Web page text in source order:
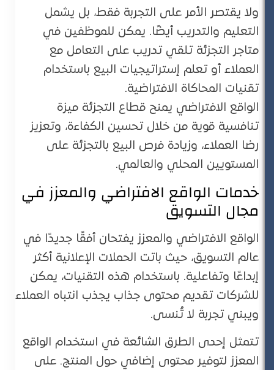
ولا يقتصر الأمر على التجربة فقط، بل يشمل
التعليم والتدريب أيضًا. يمكن للموظفين في
متاجر التجزئة تلقي تدريب على التعامل مع
العملاء أو تعلم إستراتيجيات البيع باستخدام
تقنيات المحاكاة الافتراضية.
الواقع الافتراضي يمنح قطاع التجزئة ميزة
تنافسية قوية من خلال تحسين الكفاءة، وتعزيز
رضا العملاء، وزيادة فرص البيع بالتجزئة على
المستويين المحلي والعالمي.
خدمات الواقع الافتراضي والمعزز في
مجال التسويق
الواقع الافتراضي والمعزز يفتحان أفقًا جديدًا في
عالم التسويق، حيث باتت الحملات الإعلانية أكثر
إبداعًا وتفاعلية. باستخدام هذه التقنيات، يمكن
للشركات تقديم محتوى جذاب يجذب انتباه العملاء
ويبني تجربة لا تُنسى.
تتمثل إحدى الطرق الشائعة في استخدام الواقع
المعزز لتوفير محتوى إضافي حول المنتج. على